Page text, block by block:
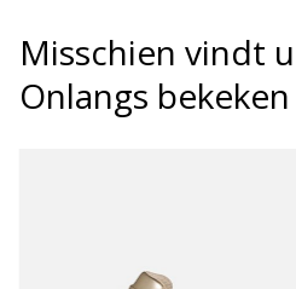
Misschien vindt
Onlangs bekeken